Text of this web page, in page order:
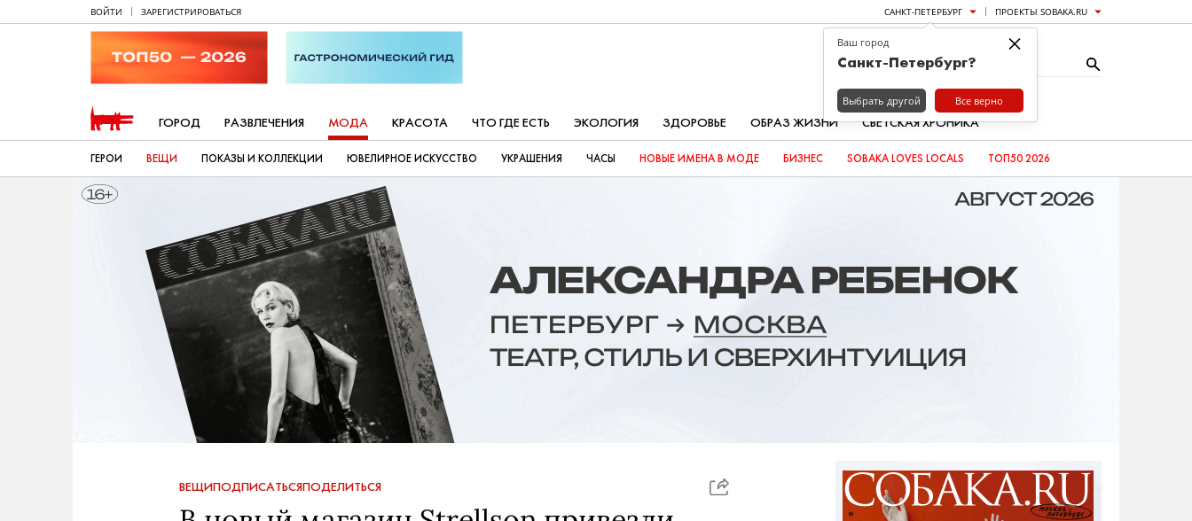
ВОЙТИ ЗАРЕГИСТРИРОВАТЬСЯ САНКТ-ПЕТЕРБУРГ ПРОЕКТЫ SOBAKA.RU
ГОРОД РАЗВЛЕЧЕНИЯ МОДА КРАСОТА ЧТО ГДЕ ЕСТЬ ЭКОЛОГИЯ ЗДОРОВЬЕ ОБРАЗ ЖИЗНИ СВЕТСКАЯ ХРОНИКА
ГЕРОИ ВЕЩИ ПОКАЗЫ И КОЛЛЕКЦИИ ЮВЕЛИРНОЕ ИСКУССТВО УКРАШЕНИЯ ЧАСЫ НОВЫЕ ИМЕНА В МОДЕ БИЗНЕС SOBAKA LOVES LOCALS ТОП50 2026
ВЕЩИПОДПИСАТЬСЯПОДЕЛИТЬСЯ
×
Ваш город
Санкт-Петербург?
Выбрать другой Все верно